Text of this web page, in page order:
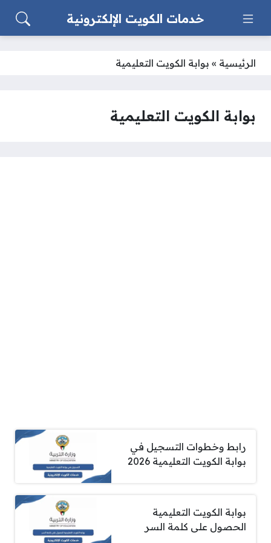
خدمات الكويت الإلكترونية
الرئيسية » بوابة الكويت التعليمية
بوابة الكويت التعليمية
رابط وخطوات التسجيل في
بوابة الكويت التعليمية 2026
بوابة الكويت التعليمية
الحصول على كلمة السر